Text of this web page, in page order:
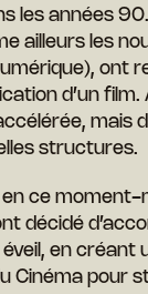
les années
ailleurs les
ont
d’un film.
mais
structures.
en ce moment-
décidé
en créant
Cinéma pour